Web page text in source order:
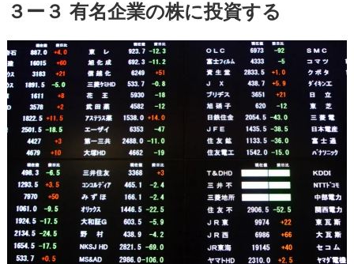
３ー３ 有名企業の株に投資する